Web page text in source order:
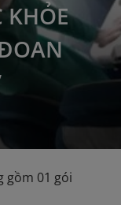
KHỎE
gồm 01 gói